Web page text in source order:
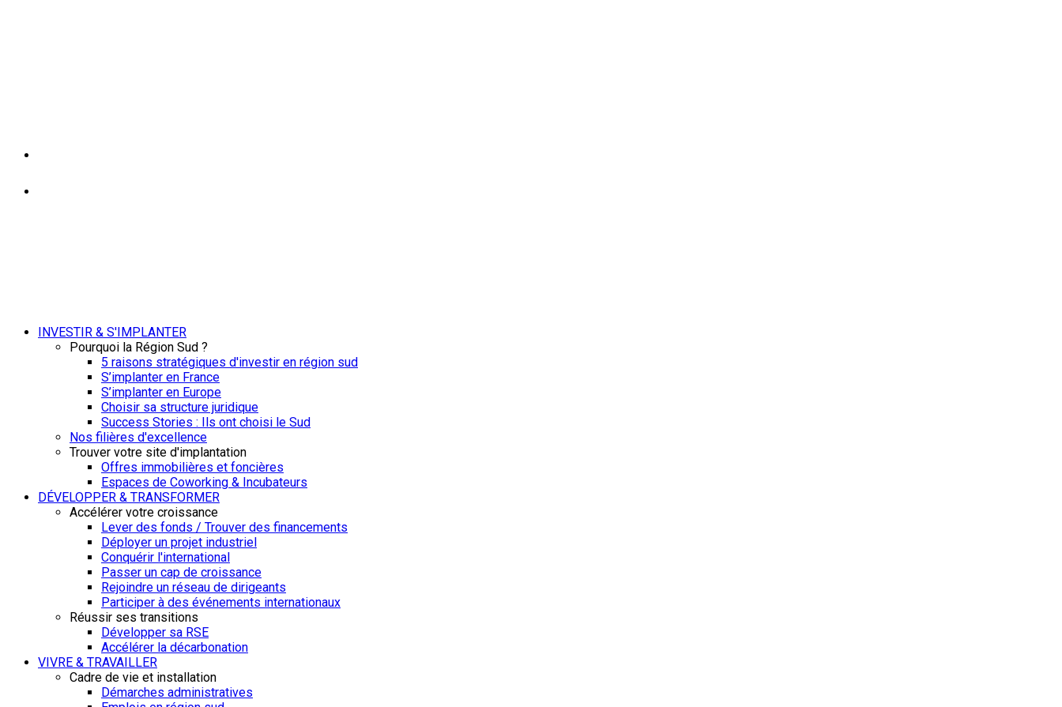
INVESTIR & S'IMPLANTER
Pourquoi la Région Sud ?
5 raisons stratégiques d'investir en région sud
S’implanter en France
S’implanter en Europe
Choisir sa structure juridique
Success Stories : Ils ont choisi le Sud
Nos filières d'excellence
Trouver votre site d'implantation
Offres immobilières et foncières
Espaces de Coworking & Incubateurs
DÉVELOPPER & TRANSFORMER
Accélérer votre croissance
Lever des fonds / Trouver des financements
Déployer un projet industriel
Conquérir l'international
Passer un cap de croissance
Rejoindre un réseau de dirigeants
Participer à des événements internationaux
Réussir ses transitions
Développer sa RSE
Accélérer la décarbonation
VIVRE & TRAVAILLER
Cadre de vie et installation
Démarches administratives